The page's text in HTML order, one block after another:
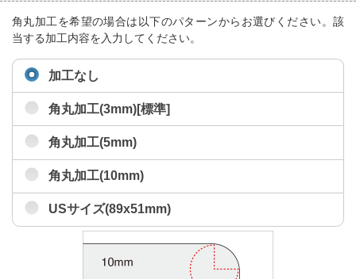
角丸加工を希望の場合は以下のパターンからお選びください。該
当する加工内容を入力してください。
加工なし
角丸加工(3mm)[標準]
角丸加工(5mm)
角丸加工(10mm)
USサイズ(89x51mm)